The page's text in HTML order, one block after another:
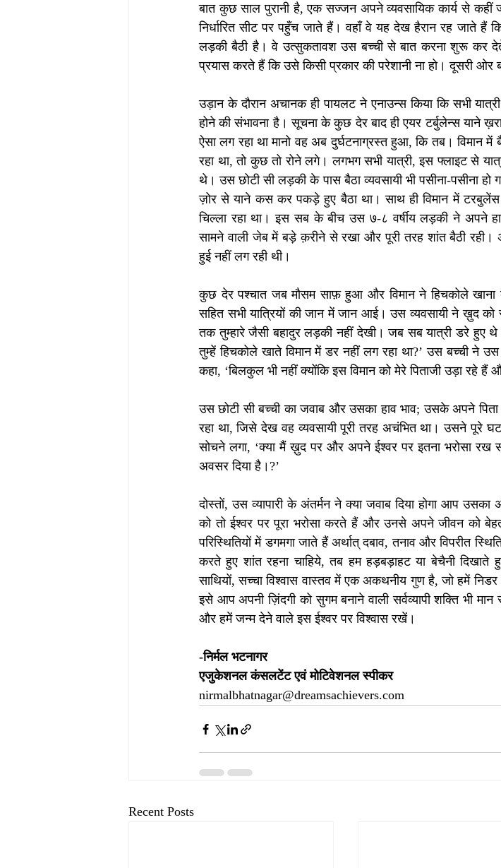
बात कुछ साल पुरानी है, एक सज्जन अपने व्यवसायिक कार्य से कहीं
निर्धारित सीट पर पहुँच जाते हैं। वहाँ वे यह देख हैरान रह जाते
लड़की बैठी है। वे उत्सुकतावश उस बच्ची से बात करना शुरू कर
प्रयास करते हैं कि उसे किसी प्रकार की परेशानी ना हो। दूसरी ओर
उड़ान के दौरान अचानक ही पायलट ने एनाउन्स किया कि सभी
होने की संभावना है। सूचना के कुछ देर बाद ही एयर टर्बुलेन्स याने
ऐसा लग रहा था मानो वह अब दुर्घटनाग्रस्त हुआ, कि तब। विमान में
रहा था, तो कुछ तो रोने लगे। लगभग सभी यात्री, इस फ्लाइट से
थे। उस छोटी सी लड़की के पास बैठा व्यवसायी भी पसीना-पसीना
ज़ोर से याने कस कर पकड़े हुए बैठा था। साथ ही विमान में
चिल्ला रहा था। इस सब के बीच उस ७-८ वर्षीय लड़की ने अपने
सामने वाली जेब में बड़े क़रीने से रखा और पूरी तरह शांत बैठी रही।
हुई नहीं लग रही थी।
कुछ देर पश्चात जब मौसम साफ़ हुआ और विमान ने हिचकोले खाना
सहित सभी यात्रियों की जान में जान आई। उस व्यवसायी ने ख़ुद
तक तुम्हारे जैसी बहादुर लड़की नहीं देखी। जब सब यात्री डरे हुए
तुम्हें हिचकोले खाते विमान में डर नहीं लग रहा था?’ उस बच्ची ने
कहा, ‘बिलकुल भी नहीं क्योंकि इस विमान को मेरे पिताजी उड़ा रहे
उस छोटी सी बच्ची का जवाब और उसका हाव भाव; उसके अपने
रहा था, जिसे देख वह व्यवसायी पूरी तरह अचंभित था। उसने पूरे
सोचने लगा, ‘क्या मैं ख़ुद पर और अपने ईश्वर पर इतना भरोसा
अवसर दिया है।?’
दोस्तों, उस व्यापारी के अंतर्मन ने क्या जवाब दिया होगा आप
को तो ईश्वर पर पूरा भरोसा करते हैं और उनसे अपने जीवन को
परिस्थितियों में डगमगा जाते हैं अर्थात् दबाव, तनाव और विपरीत
करते हुए शांत रहना चाहिये, तब हम हड़बड़ाहट या बेचैनी
साथियों, सच्चा विश्वास वास्तव में एक अकथनीय गुण है, जो हमें
इसे आप अपनी ज़िंदगी को सुगम बनाने वाली सर्वव्यापी शक्ति भी
और हमें जन्म देने वाले इस ईश्वर पर विश्वास रखें।
-निर्मल भटनागर
एजुकेशनल कंसलटेंट एवं मोटिवेशनल स्पीकर
nirmalbhatnagar@dreamsachievers.com
Recent Posts